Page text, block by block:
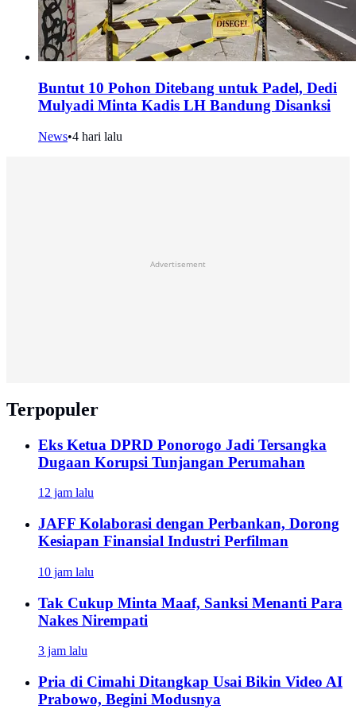
Buntut 10 Pohon Ditebang untuk Padel, Dedi
Mulyadi Minta Kadis LH Bandung Disanksi
News•4 hari lalu
Advertisement
Terpopuler
Eks Ketua DPRD Ponorogo Jadi Tersangka
Dugaan Korupsi Tunjangan Perumahan
12 jam lalu
JAFF Kolaborasi dengan Perbankan, Dorong
Kesiapan Finansial Industri Perfilman
10 jam lalu
Tak Cukup Minta Maaf, Sanksi Menanti Para
Nakes Nirempati
3 jam lalu
Pria di Cimahi Ditangkap Usai Bikin Video AI
Prabowo, Begini Modusnya